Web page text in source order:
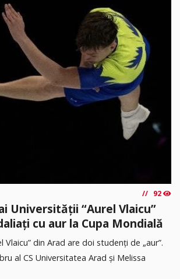
92
Universității “Aurel Vlaicu”
cu aur la Cupa Mondială
Vlaicu” din Arad are doi studenți de „aur”.
al CS Universitatea Arad și Melissa